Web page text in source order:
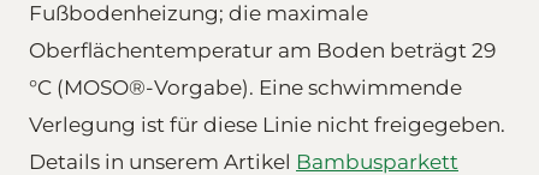
Fußbodenheizung; die maximale
Oberflächentemperatur am Boden beträgt 29
°C (MOSO®-Vorgabe). Eine schwimmende
Verlegung ist für diese Linie nicht freigegeben.
Details in unserem Artikel Bambusparkett